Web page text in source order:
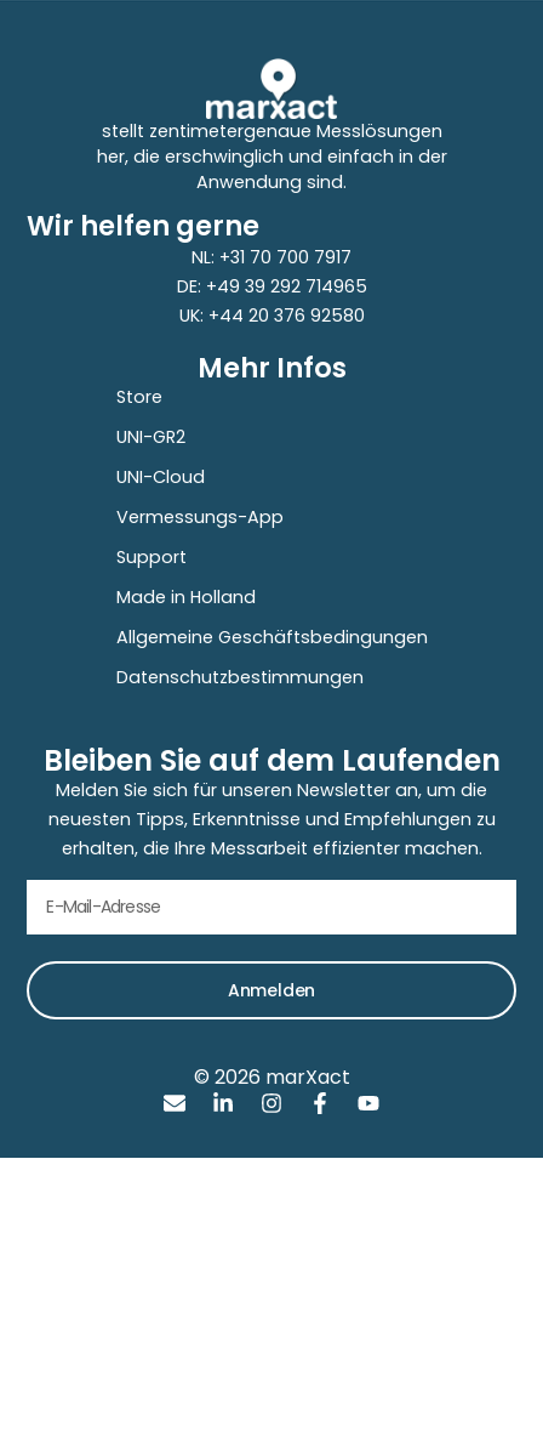
stellt zentimetergenaue Messlösungen
her, die erschwinglich und einfach in der
Anwendung sind.
Wir helfen gerne
NL: +31 70 700 7917
DE: +49 39 292 714965
UK: +44 20 376 92580
Mehr Infos
Store
UNI-GR2
UNI-Cloud
Vermessungs-App
Support
Made in Holland
Allgemeine Geschäftsbedingungen
Datenschutzbestimmungen
Bleiben Sie auf dem Laufenden
Melden Sie sich für unseren Newsletter an, um die
neuesten Tipps, Erkenntnisse und Empfehlungen zu
erhalten, die Ihre Messarbeit effizienter machen.
Anmelden
© 2026 marXact